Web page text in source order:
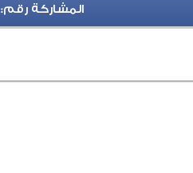
المشاركة رقم: